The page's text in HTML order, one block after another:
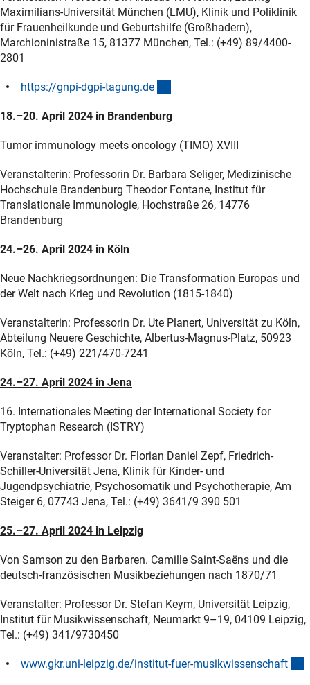
Maximilians-Universität München (LMU), Klinik und Poliklinik
für Frauenheilkunde und Geburtshilfe (Großhadern),
Marchioninistraße 15, 81377 München, Tel.: (+49) 89/4400-
2801
https://gnpi-dgpi-tagung.de
18.–20. April 2024 in Brandenburg
Tumor immunology meets oncology (TIMO) XVIII
Veranstalterin: Professorin Dr. Barbara Seliger, Medizinische
Hochschule Brandenburg Theodor Fontane, Institut für
Translationale Immunologie, Hochstraße 26, 14776
Brandenburg
24.–26. April 2024 in Köln
Neue Nachkriegsordnungen: Die Transformation Europas und
der Welt nach Krieg und Revolution (1815-1840)
Veranstalterin: Professorin Dr. Ute Planert, Universität zu Köln,
Abteilung Neuere Geschichte, Albertus-Magnus-Platz, 50923
Köln, Tel.: (+49) 221/470-7241
24.–27. April 2024 in Jena
16. Internationales Meeting der International Society for
Tryptophan Research (ISTRY)
Veranstalter: Professor Dr. Florian Daniel Zepf, Friedrich-
Schiller-Universität Jena, Klinik für Kinder- und
Jugendpsychiatrie, Psychosomatik und Psychotherapie, Am
Steiger 6, 07743 Jena, Tel.: (+49) 3641/9 390 501
25.–27. April 2024 in Leipzig
Von Samson zu den Barbaren. Camille Saint-Saëns und die
deutsch-französischen Musikbeziehungen nach 1870/71
Veranstalter: Professor Dr. Stefan Keym, Universität Leipzig,
Institut für Musikwissenschaft, Neumarkt 9–19, 04109 Leipzig,
Tel.: (+49) 341/9730450
www.gkr.uni-leipzig.de/institut-fuer-musikwissenschaft